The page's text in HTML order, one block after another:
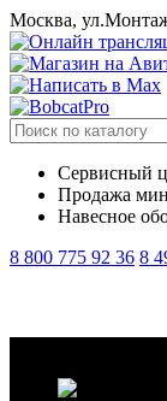
Москва,
Сервисный
Продажа
Навесное
8 800 775 92 36 8